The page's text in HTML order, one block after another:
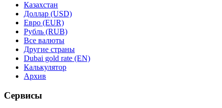
Казахстан
Доллар (USD)
Евро (EUR)
Рубль (RUB)
Все валюты
Другие страны
Dubai gold rate (EN)
Калькулятор
Архив
Сервисы